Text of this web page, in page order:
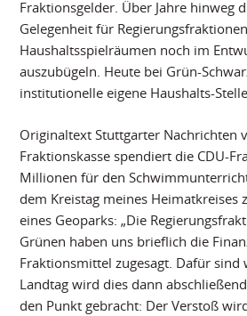
Fraktionsgelder. Über Jahre hinweg
Gelegenheit für
Haushaltsspielräumen noch im
auszubügeln. Heute bei Grün-
institutionelle eigene Haushalts-
Originaltext Stuttgarter Nachrichten
Fraktionskasse spendiert die CDU-
Millionen für den
dem Kreistag meines Heimatkreises
eines Geoparks: „Die
Grünen haben uns brieflich die
Fraktionsmittel zugesagt. Dafür sind
Landtag wird dies dann
den Punkt gebracht: Der Verstoß